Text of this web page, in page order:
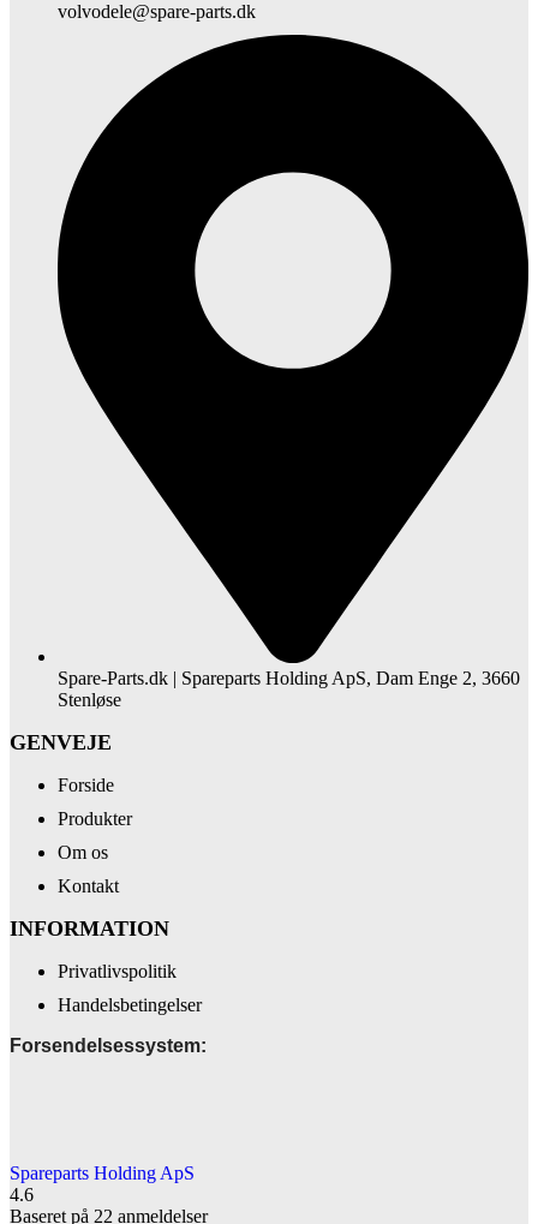
volvodele@spare-parts.dk
Spare-Parts.dk | Spareparts Holding ApS, Dam Enge 2, 3660
Stenløse
GENVEJE
Forside
Produkter
Om os
Kontakt
INFORMATION
Privatlivspolitik
Handelsbetingelser
Forsendelsessystem:
Spareparts Holding ApS
4.6
Baseret på 22 anmeldelser